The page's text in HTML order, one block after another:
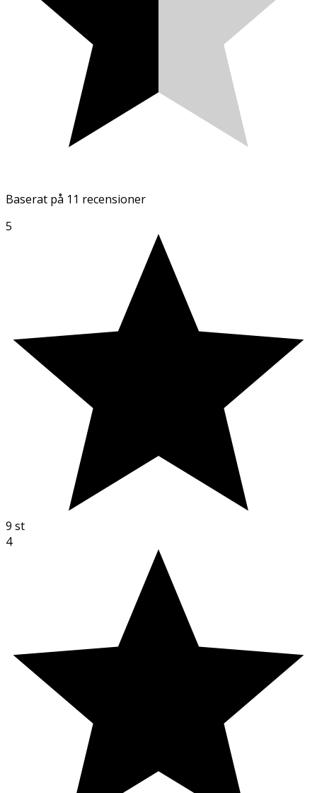
Baserat på 11 recensioner
5
9 st
4